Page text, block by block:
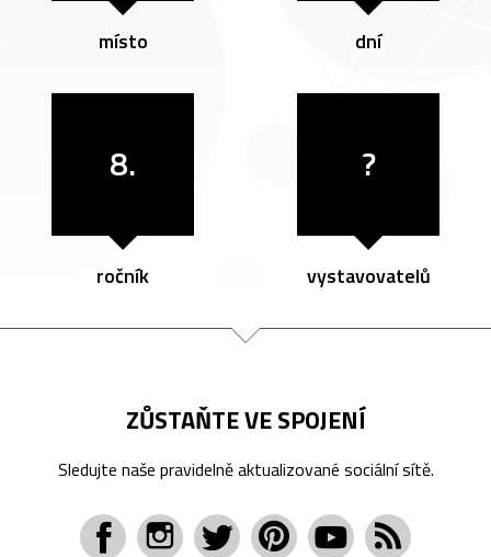
místo dní
8.
ročník
?
vystavovatelů
ZŮSTAŇTE VE SPOJENÍ
Sledujte naše pravidelně aktualizované sociální sítě.